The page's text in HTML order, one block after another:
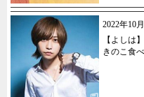
2022年10
【よしは】
きのこ食